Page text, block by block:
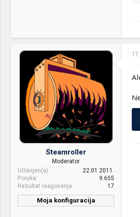
Steamroller
Moderator
Učlanjen(a)
22.01.2011.
Poruka
9.655
Rezultat reagovanja
17
Moja konfiguracija